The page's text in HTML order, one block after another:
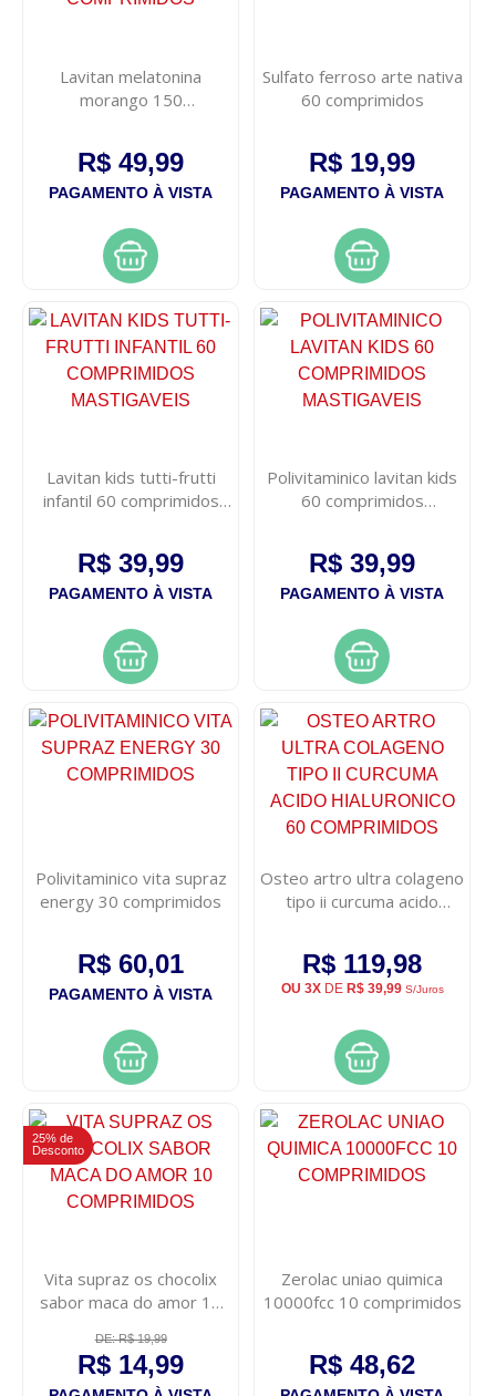
Lavitan melatonina
morango 150
R$ 49,99
PAGAMENTO À VISTA
Sulfato ferroso arte nativa
60 comprimidos
R$ 19,99
PAGAMENTO À VISTA
Lavitan kids tutti-frutti
infantil 60 comprimidos
R$ 39,99
PAGAMENTO À VISTA
Polivitaminico lavitan kids
60 comprimidos
R$ 39,99
PAGAMENTO À VISTA
Polivitaminico vita supraz
energy 30 comprimidos
R$ 60,01
PAGAMENTO À VISTA
Osteo artro ultra colageno
tipo ii curcuma acido
R$ 119,98
OU 3XDE R$ 39,99S/Juros
25% de
Desconto
Vita supraz os chocolix
sabor maca do amor 10
DE: R$ 19,99
R$ 14,99
Zerolac uniao quimica
10000fcc 10 comprimidos
R$ 48,62